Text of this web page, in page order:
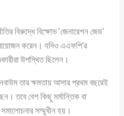
বিরুদ্ধে বিক্ষোভ ‘জেনারেশন জেড’
করেন। যদিও এএফপি’র
উপস্থিত ছিলেন।
তার ক্ষমতায় আসার প্রথম বছরেই
তবে বেশ কিছু মর্মান্তিক বা
সমালোচনার সম্মুখীন হয়।